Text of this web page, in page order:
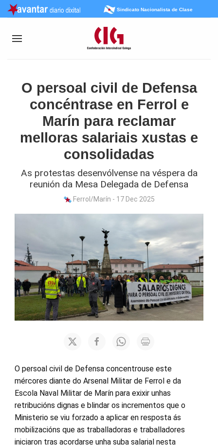
Sindicato Nacionalista de Clase
O persoal civil de Defensa
concéntrase en Ferrol e
Marín para reclamar
melloras salariais xustas e
consolidadas
As protestas desenvólvense na véspera da
reunión da Mesa Delegada de Defensa
Ferrol/Marín - 17 Dec 2025
O persoal civil de Defensa concentrouse este
mércores diante do Arsenal Militar de Ferrol e da
Escola Naval Militar de Marín para exixir unhas
retribucións dignas e blindar os incrementos que o
Ministerio se viu forzado a aplicar en resposta ás
mobilizacións que as traballadoras e traballadores
iniciaron tras acordarse unha suba salarial nesta